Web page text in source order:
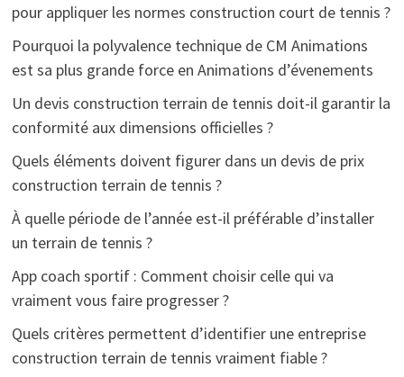
pour appliquer les normes construction court de tennis ?
Pourquoi la polyvalence technique de CM Animations
est sa plus grande force en Animations d’évenements
Un devis construction terrain de tennis doit-il garantir la
conformité aux dimensions officielles ?
Quels éléments doivent figurer dans un devis de prix
construction terrain de tennis ?
À quelle période de l’année est-il préférable d’installer
un terrain de tennis ?
App coach sportif : Comment choisir celle qui va
vraiment vous faire progresser ?
Quels critères permettent d’identifier une entreprise
construction terrain de tennis vraiment fiable ?